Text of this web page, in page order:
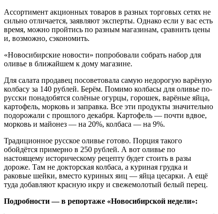
Ассортимент акционных товаров в разных торговых сетях не
сильно отличается, заявляют эксперты. Однако если у вас есть
время, можно пройтись по разным магазинам, сравнить цены
и, возможно, сэкономить.
«Новосибирские новости» попробовали собрать набор для
оливье в ближайшем к дому магазине.
Для салата продавец посоветовала самую недорогую варёную
колбасу за 140 рублей. Берём. Помимо колбасы для оливье по-
русски понадобятся солёные огурцы, горошек, варёные яйца,
картофель, морковь и заправка. Все эти продукты значительно
подорожали с прошлого декабря. Картофель — почти вдвое,
морковь и майонез — на 20%, колбаса — на 9%.
Традиционное русское оливье готово. Порция такого
обойдётся примерно в 250 рублей. А вот оливье по
настоящему историческому рецепту будет стоить в разы
дороже. Там не докторская колбаса, а куриная грудка и
раковые шейки, вместо куриных яиц — яйца цесарки. А ещё
туда добавляют красную икру и свежемолотый белый перец.
Подробности — в репортаже «Новосибирской недели»: